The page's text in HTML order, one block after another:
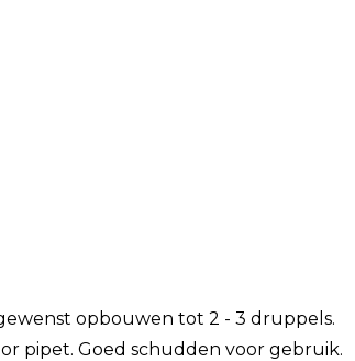
opbouwen tot 2 - 3 druppels.
pipet. Goed schudden voor gebruik.